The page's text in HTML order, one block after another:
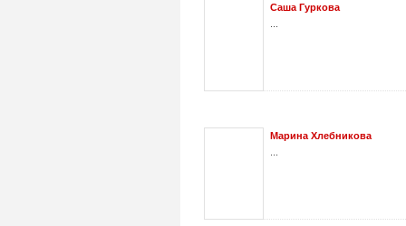
Саша Гуркова
Марина Хлебникова